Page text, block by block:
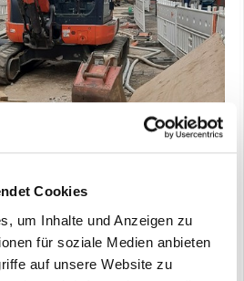
Cookies
um Inhalte und Anzeigen zu
für soziale Medien anbieten
auf unsere Website zu